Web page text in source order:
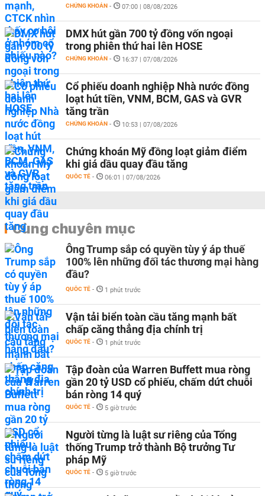
CHỨNG KHOÁN - 07:00 | 08/08/2026
DMX hút gần 700 tỷ đồng vốn ngoại
trong phiên thứ hai lên HOSE
CHỨNG KHOÁN - 16:37 | 07/08/2026
Cổ phiếu doanh nghiệp Nhà nước đồng
loạt hút tiền, VNM, BCM, GAS và GVR
tăng trần
CHỨNG KHOÁN - 10:53 | 07/08/2026
Chứng khoán Mỹ đồng loạt giảm điểm
khi giá dầu quay đầu tăng
QUỐC TẾ - 06:01 | 07/08/2026
Cùng chuyên mục
Ông Trump sắp có quyền tùy ý áp thuế
100% lên những đối tác thương mại hàng
đầu?
QUỐC TẾ - 1 phút trước
Vận tải biển toàn cầu tăng mạnh bất
chấp căng thẳng địa chính trị
QUỐC TẾ - 1 phút trước
Tập đoàn của Warren Buffett mua ròng
gần 20 tỷ USD cổ phiếu, chấm dứt chuỗi
bán ròng 14 quý
QUỐC TẾ - 5 giờ trước
Người từng là luật sư riêng của Tổng
thống Trump trở thành Bộ trưởng Tư
pháp Mỹ
QUỐC TẾ - 5 giờ trước